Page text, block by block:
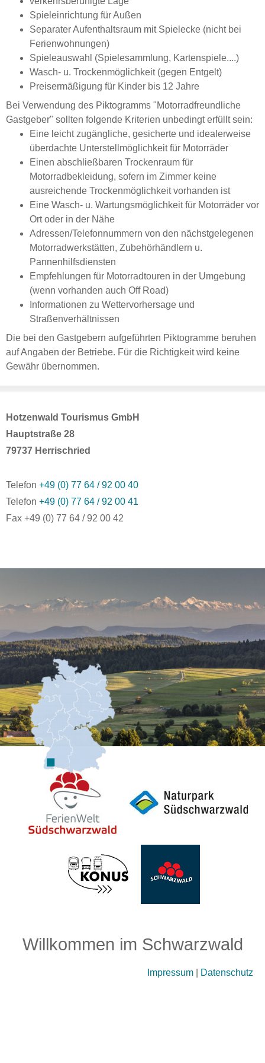
Spieleinrichtung für Außen
Separater Aufenthaltsraum mit Spielecke (nicht bei
Ferienwohnungen)
Spieleauswahl (Spielesammlung, Kartenspiele....)
Wasch- u. Trockenmöglichkeit (gegen Entgelt)
Preisermäßigung für Kinder bis 12 Jahre
Bei Verwendung des Piktogramms "Motorradfreundliche
Gastgeber" sollten folgende Kriterien unbedingt erfüllt sein:
Eine leicht zugängliche, gesicherte und idealerweise
überdachte Unterstellmöglichkeit für Motorräder
Einen abschließbaren Trockenraum für
Motorradbekleidung, sofern im Zimmer keine
ausreichende Trockenmöglichkeit vorhanden ist
Eine Wasch- u. Wartungsmöglichkeit für Motorräder vor
Ort oder in der Nähe
Adressen/Telefonnummern von den nächstgelegenen
Motorradwerkstätten, Zubehörhändlern u.
Pannenhilfsdiensten
Empfehlungen für Motorradtouren in der Umgebung
(wenn vorhanden auch Off Road)
Informationen zu Wettervorhersage und
Straßenverhältnissen
Die bei den Gastgebern aufgeführten Piktogramme beruhen
auf Angaben der Betriebe. Für die Richtigkeit wird keine
Gewähr übernommen.
Hotzenwald Tourismus GmbH
Hauptstraße 28
79737 Herrischried
Telefon +49 (0) 77 64 / 92 00 40
Telefon +49 (0) 77 64 / 92 00 41
Fax +49 (0) 77 64 / 92 00 42
Willkommen im Schwarzwald
Impressum Datenschutz